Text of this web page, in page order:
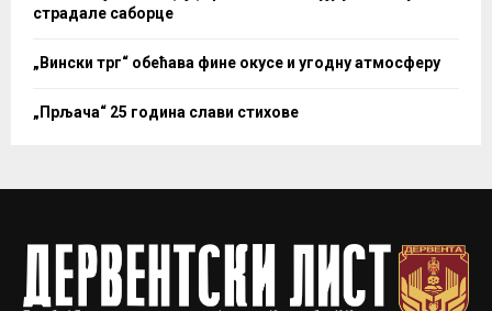
страдале саборце
„Вински трг“ обећава фине окусе и угодну атмосферу
„Прљача“ 25 година слави стихове